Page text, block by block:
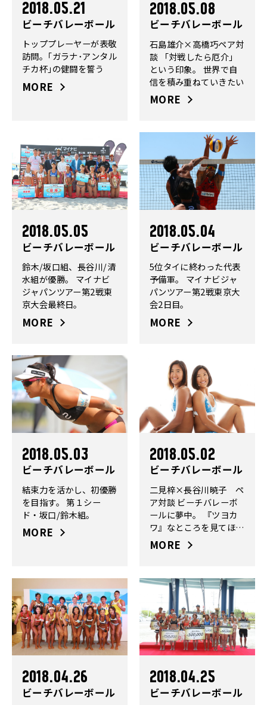
2018.05.21
ビーチバレーボール
トッププレーヤーが表敬
訪問。｢ガラナ･アンタル
チカ杯｣の健闘を誓う
MORE
2018.05.08
ビーチバレーボール
石島雄介×高橋巧ペア対
談 「対戦したら厄介」
という印象。 世界で自
信を積み重ねていきたい
MORE
2018.05.05
ビーチバレーボール
鈴木/坂口組、長谷川/清
水組が優勝。 マイナビ
ジャパンツアー第2戦東
京大会最終日。
MORE
2018.05.04
ビーチバレーボール
5位タイに終わった代表
予備軍。 マイナビジャ
パンツアー第2戦東京大
会2日目。
MORE
2018.05.03
ビーチバレーボール
結束力を活かし、初優勝
を目指す。 第１シー
ド・坂口/鈴木組。
MORE
2018.05.02
ビーチバレーボール
二見梓×長谷川暁子 ペ
ア対談 ビーチバレーボ
ールに夢中。 『ツヨカ
ワ』なところを見てほし
い
MORE
2018.04.26
ビーチバレーボール
2018.04.25
ビーチバレーボール